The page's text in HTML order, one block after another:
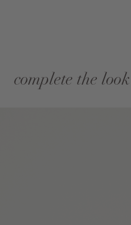
complete the look